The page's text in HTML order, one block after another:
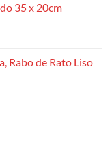
35 x 20cm
Rabo de Rato Liso